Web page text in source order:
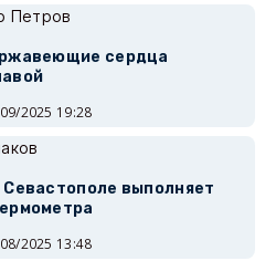
Петров
сердца
2025 19:28
Севастополе выполняет
2025 13:48